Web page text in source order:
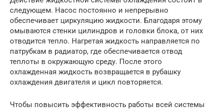
следующем. Насос постоянно и непрерывно
обеспечивает циркуляцию жидкости. Благодаря этому
омываются стенки цилиндров и головки блока, от них
отводится тепло. Нагретая жидкость направляется по
патрубкам в радиатор, где обеспечивается отвод
теплоты в окружающую среду. После этого
охлажденная жидкость возвращается в рубашку
охлаждения двигателя и цикл повторяется.
Чтобы повысить эффективность работы всей системы